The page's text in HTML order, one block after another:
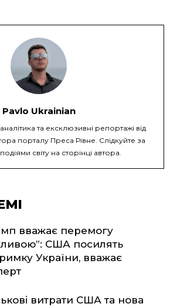
Pavlo Ukrainian
та ексклюзивні репортажі від
порталу Преса Рівне. Слідкуйте за
світу на сторінці автора.
вважає перемогу
США посилять
України, вважає
витрати США та нова